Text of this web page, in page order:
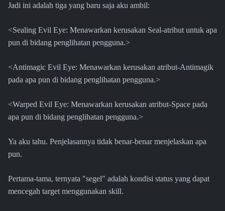
Jadi ini adalah tiga yang baru saja aku ambil:
<Sealing Evil Eye: Menawarkan kerusakan Seal-atribut untuk apa
pun di bidang penglihatan pengguna.>
<Antimagic Evil Eye: Menawarkan kerusakan atribut-Antimagik
pada apa pun di bidang penglihatan pengguna.>
<Warped Evil Eye: Menawarkan kerusakan atribut-Space pada
apa pun di bidang penglihatan pengguna.>
Ya aku tahu. Penjelasannya tidak benar-benar menjelaskan apa
pun.
Pertama-tama, ternyata "segel" adalah kondisi status yang dapat
mencegah target menggunakan skill.